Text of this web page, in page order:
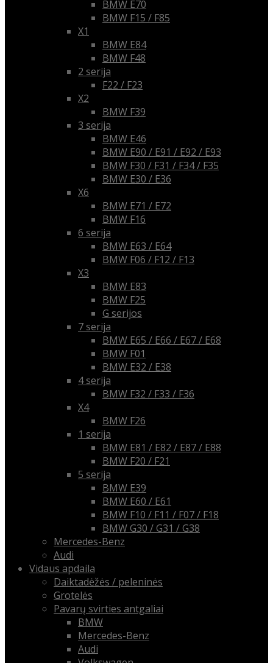
BMW E70
BMW F15 / F85
X1
BMW E84
BMW F48
2 serija
F22 / F23
X2
BMW F39
3 serija
BMW E46
BMW E90 / E91 / E92 / E93
BMW F30 / F31 / F34 / F35
BMW E30 / E36
X6
BMW E71 / E72
BMW F16
6 serija
BMW E63 / E64
BMW F06 / F12 / F13
X3
BMW E83
BMW F25
G serijos
7 serija
BMW E65 / E66 / E67 / E68
BMW F01
BMW E32 / E38
4 serija
BMW F32 / F33 / F36
X4
BMW F26
1 serija
BMW E81 / E82 / E87 / E88
BMW F20 / F21
5 serija
BMW E39
BMW E60 / E61
BMW F10 / F11 / F07 / F18
BMW G30 / G31 / G38
Mercedes-Benz
Audi
Vidaus apdaila
Daiktadėžės / peleninės
Grotelės
Pavarų svirties antgaliai
BMW
Mercedes-Benz
Audi